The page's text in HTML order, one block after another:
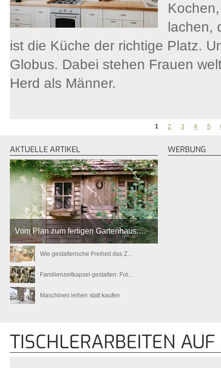
lachen,
ist die Küche der richtige Platz.
Globus. Dabei stehen Frauen
Herd als Männer.
1 2 3 4 5
AKTUELLE ARTIKEL
Vom Plan zum fertigen Gartenhaus:…
Wie gestalterische Freiheit das Z…
Familienzeitkapsel gestalten: Fot…
Maschinen leihen statt kaufen
WERBUNG
TISCHLERARBEITEN